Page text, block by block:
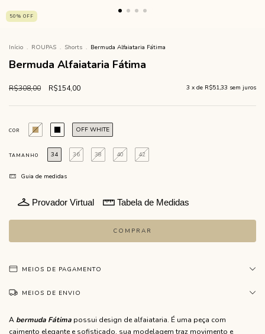
50% OFF
Início . ROUPAS . Shorts . Bermuda Alfaiataria Fátima
Bermuda Alfaiataria Fátima
R$308,00 R$154,00 3 x de R$51,33 sem juros
COR OFF WHITE
TAMANHO 34 36 38 40 42
Guia de medidas
Provador Virtual Tabela de Medidas
MEIOS DE PAGAMENTO
MEIOS DE ENVIO
A bermuda Fátima possui design de alfaiataria. É uma peça com
caimento elegante e sofisticado, sua modelagem traz movimento e